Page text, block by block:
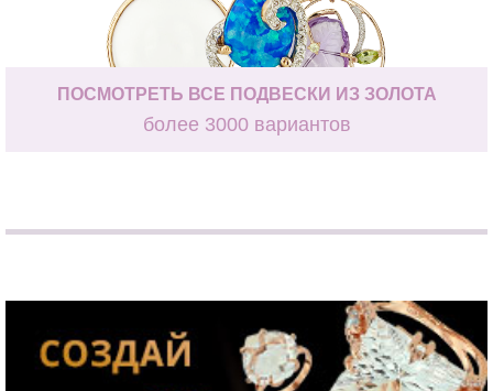
ПОСМОТРЕТЬ ВСЕ ПОДВЕСКИ ИЗ ЗОЛОТА
более 3000 вариантов